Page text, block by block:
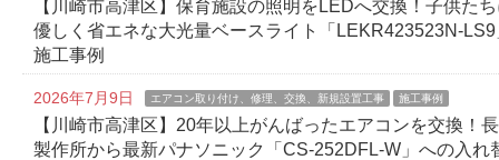
【川崎市高津区】保育施設の照明をLEDへ交換！子供た
優しく省エネな大光量ベースライト「LEKR423523N-LS9
施工事例
2026年7月9日 エアコン取り付け、修理、交換、新規設置工事 施工事例
【川崎市高津区】20年以上がんばったエアコンを交換！
製作所から最新パナソニック「CS-252DFL-W」への入れ